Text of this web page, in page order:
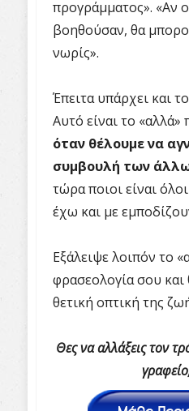
προγράμματος». «Αν
βοηθούσαν, θα
νωρίς».
Έπειτα υπάρχει και
Αυτό είναι το
όταν θέλουμε να
συμβουλή των
τώρα ποιοι είναι
έχω και με
Εξάλειψε λοιπόν το
φρασεολογία σου και
θετική οπτική της
Θες να αλλάξεις τον